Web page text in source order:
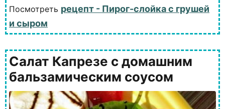
Посмотреть рецепт - Пирог-слойка с грушей
и сыром
Салат Капрезе с домашним
бальзамическим соусом